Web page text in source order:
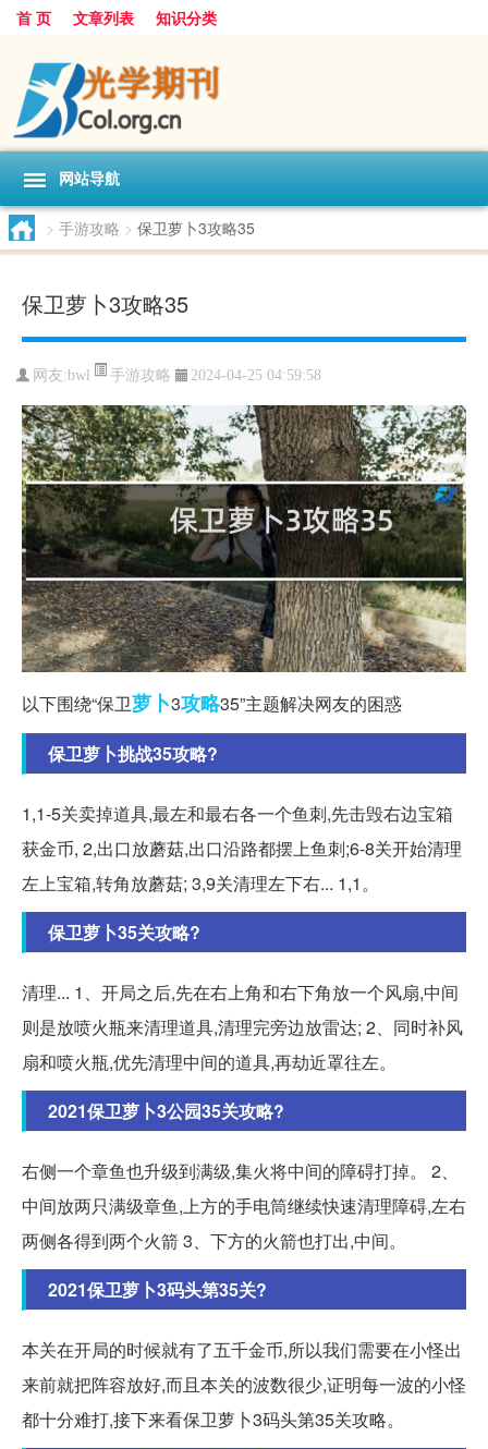
首 页 文章列表 知识分类
网站导航
> 手游攻略 > 保卫萝卜3攻略35
保卫萝卜3攻略35
网友:bwl 手游攻略 2024-04-25 04:59:58
以下围绕“保卫萝卜3攻略35”主题解决网友的困惑
保卫萝卜挑战35攻略?
1,1-5关卖掉道具,最左和最右各一个鱼刺,先击毁右边宝箱
获金币, 2,出口放蘑菇,出口沿路都摆上鱼刺;6-8关开始清理
左上宝箱,转角放蘑菇; 3,9关清理左下右... 1,1。
保卫萝卜35关攻略?
清理... 1、开局之后,先在右上角和右下角放一个风扇,中间
则是放喷火瓶来清理道具,清理完旁边放雷达; 2、同时补风
扇和喷火瓶,优先清理中间的道具,再劫近罩往左。
2021保卫萝卜3公园35关攻略?
右侧一个章鱼也升级到满级,集火将中间的障碍打掉。 2、
中间放两只满级章鱼,上方的手电筒继续快速清理障碍,左右
两侧各得到两个火箭 3、下方的火箭也打出,中间。
2021保卫萝卜3码头第35关?
本关在开局的时候就有了五千金币,所以我们需要在小怪出
来前就把阵容放好,而且本关的波数很少,证明每一波的小怪
都十分难打,接下来看保卫萝卜3码头第35关攻略。